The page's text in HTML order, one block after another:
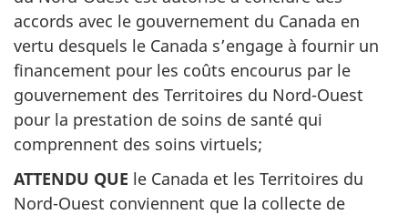
accords avec le gouvernement du Canada en
vertu desquels le Canada s’engage à fournir un
financement pour les coûts encourus par le
gouvernement des Territoires du Nord-Ouest
pour la prestation de soins de santé qui
comprennent des soins virtuels;
ATTENDU QUE le Canada et les Territoires du
Nord-Ouest conviennent que la collecte de